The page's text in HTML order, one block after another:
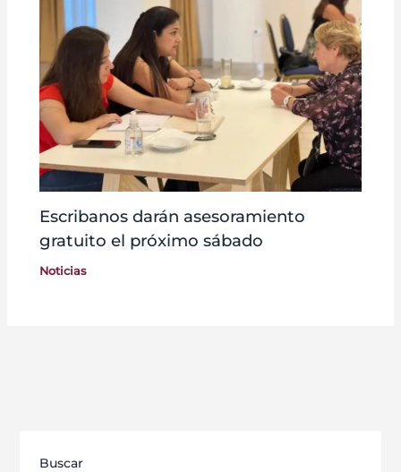
Escribanos darán asesoramiento
gratuito el próximo sábado
Noticias
Buscar